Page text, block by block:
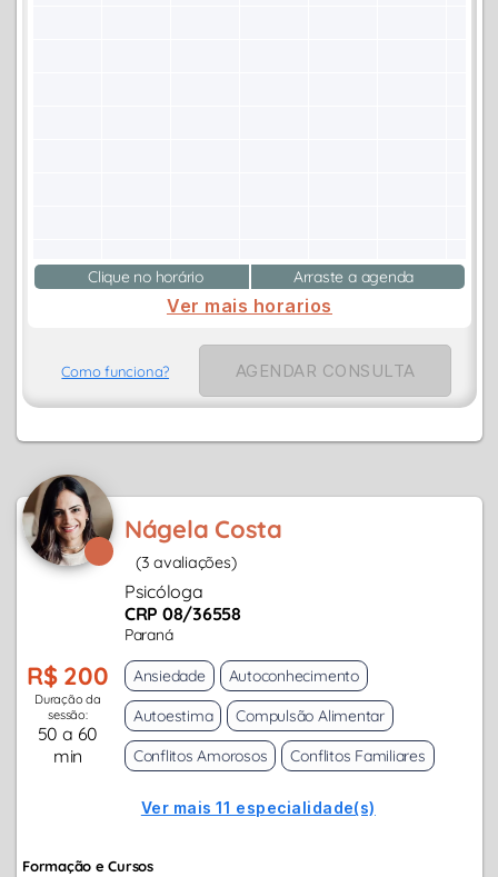
Clique no horário Arraste a agenda
Ver mais horarios
Como funciona? AGENDAR CONSULTA
Nágela Costa
(3 avaliações)
Psicóloga
CRP 08/36558
Paraná
R$ 200
Duração da
sessão:
50 a 60
min
Ansiedade
Autoconhecimento
Autoestima
Compulsão Alimentar
Conflitos Amorosos
Conflitos Familiares
Ver mais 11 especialidade(s)
Formação e Cursos